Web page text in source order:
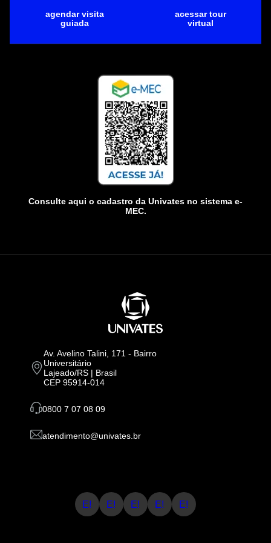
agendar visita
guiada
acessar tour
virtual
Consulte aqui o cadastro da Univates no sistema e-
MEC.
Av. Avelino Talini, 171 - Bairro
Universitário
Lajeado/RS | Brasil
CEP 95914-014
0800 7 07 08 09
atendimento@univates.br
E! E! E! E! E!